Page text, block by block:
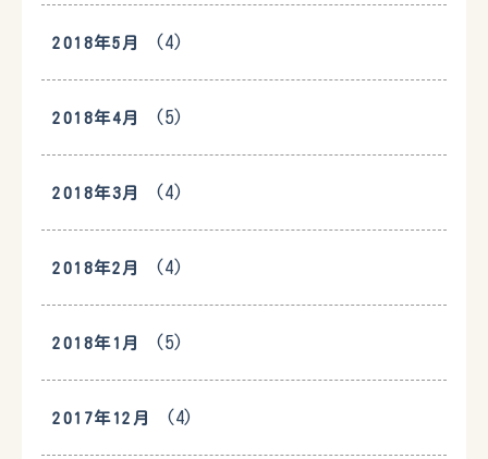
2018年5月 (4)
2018年4月 (5)
2018年3月 (4)
2018年2月 (4)
2018年1月 (5)
2017年12月 (4)